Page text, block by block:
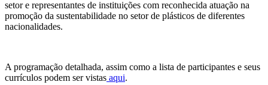
setor e representantes de instituições com reconhecida atuação na
promoção da sustentabilidade no setor de plásticos de diferentes
nacionalidades.
A programação detalhada, assim como a lista de participantes e seus
currículos podem ser vistas aqui.